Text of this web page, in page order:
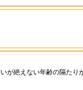
が絶えない年齢の隔たり